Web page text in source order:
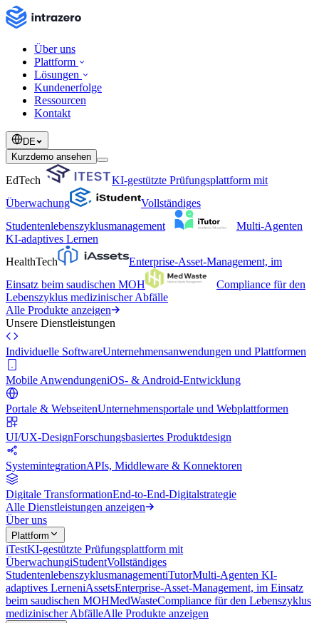
Über uns
Plattform
Lösungen
Kundenerfolge
Ressourcen
Kontakt
DE
Kurzdemo ansehen
EdTech
KI-gestützte Prüfungsplattform mit
Überwachung
Vollständiges
Studentenlebenszyklusmanagement
Multi-Agenten
KI-adaptives Lernen
HealthTech
Enterprise-Asset-Management, im
Einsatz beim saudischen MOH
Compliance für den
Lebenszyklus medizinischer Abfälle
Alle Produkte anzeigen
Unsere Dienstleistungen
Individuelle SoftwareUnternehmensanwendungen und Plattformen
Mobile AnwendungeniOS- & Android-Entwicklung
Portale & WebseitenUnternehmensportale und Webplattformen
UI/UX-DesignForschungsbasiertes Produktdesign
SystemintegrationAPIs, Middleware & Konnektoren
Digitale TransformationEnd-to-End-Digitalstrategie
Alle Dienstleistungen anzeigen
Über uns
Plattform
iTestKI-gestützte Prüfungsplattform mit
ÜberwachungiStudentVollständiges
StudentenlebenszyklusmanagementiTutorMulti-Agenten KI-
adaptives LerneniAssetsEnterprise-Asset-Management, im Einsatz
beim saudischen MOHMedWasteCompliance für den Lebenszyklus
medizinischer AbfälleAlle Produkte anzeigen